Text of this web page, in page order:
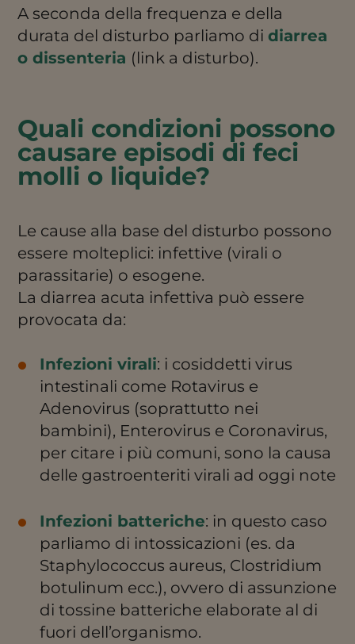
A seconda della frequenza e della
durata del disturbo parliamo didiarrea
o dissenteria (link a disturbo).
Quali condizioni possono
causare episodi di feci
molli o liquide?
Le cause alla base del disturbo possono
essere molteplici: infettive (virali o
parassitarie) o esogene.
La diarrea acuta infettiva può essere
provocata da:
Infezioni virali: i cosiddetti virus
intestinali come Rotavirus e
Adenovirus (soprattutto nei
bambini), Enterovirus e Coronavirus,
per citare i più comuni, sono la causa
delle gastroenteriti virali ad oggi note
Infezioni batteriche: in questo caso
parliamo di intossicazioni (es. da
Staphylococcus aureus, Clostridium
botulinum ecc.), ovvero di assunzione
di tossine batteriche elaborate al di
fuori dell’organismo.